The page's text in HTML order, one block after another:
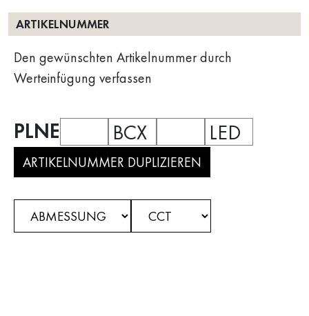
ARTIKELNUMMER
Den gewünschten Artikelnummer durch
Werteinfügung verfassen
PLNE BCX LED
ARTIKELNUMMER DUPLIZIEREN